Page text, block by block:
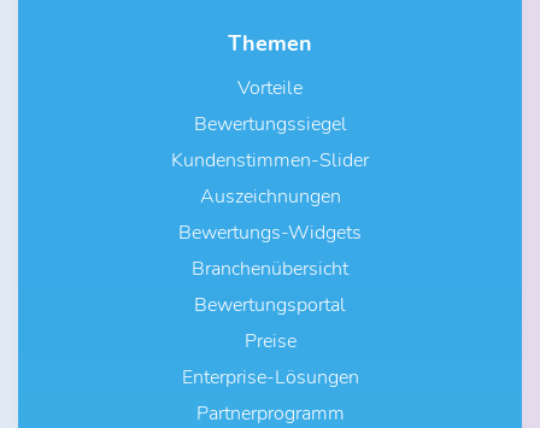
Themen
Vorteile
Bewertungssiegel
Kundenstimmen-Slider
Auszeichnungen
Bewertungs-Widgets
Branchenübersicht
Bewertungsportal
Preise
Enterprise-Lösungen
Partnerprogramm